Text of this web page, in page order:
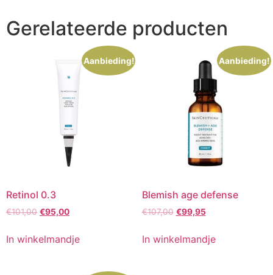
Gerelateerde producten
Aanbieding!
Retinol 0.3
€101,00 Oorspronkelijke
was:
€101,00.
€95,00Huidige
is:
€95,00.
In winkelmandje
Aanbieding!
Blemish age defense
€107,00 Oorspronkelijke
was:
€107,00.
€99,95Huidige
is:
€99,95.
In winkelmandje